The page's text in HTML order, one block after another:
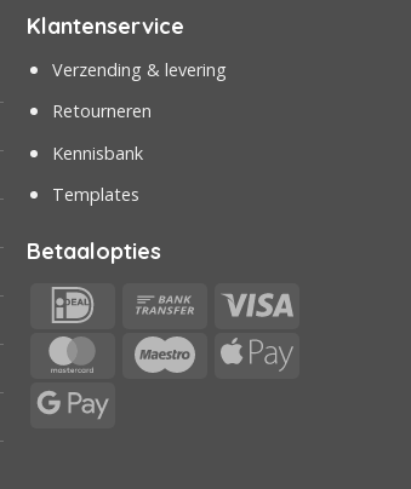
Klantenservice
Verzending & levering
Retourneren
Kennisbank
Templates
Betaalopties
IDeal
Bank
MasterCard Maestro Apple
Google